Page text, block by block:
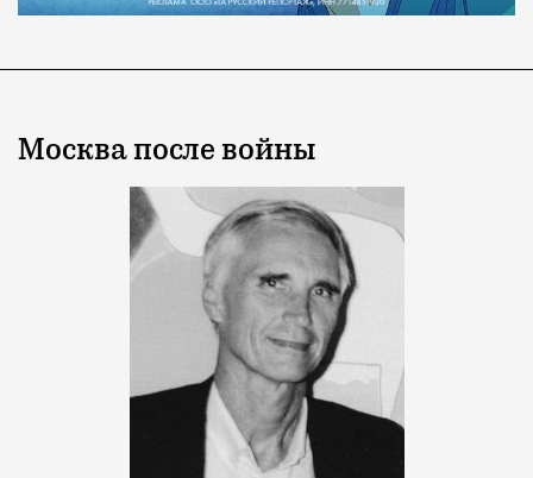
Москва после войны